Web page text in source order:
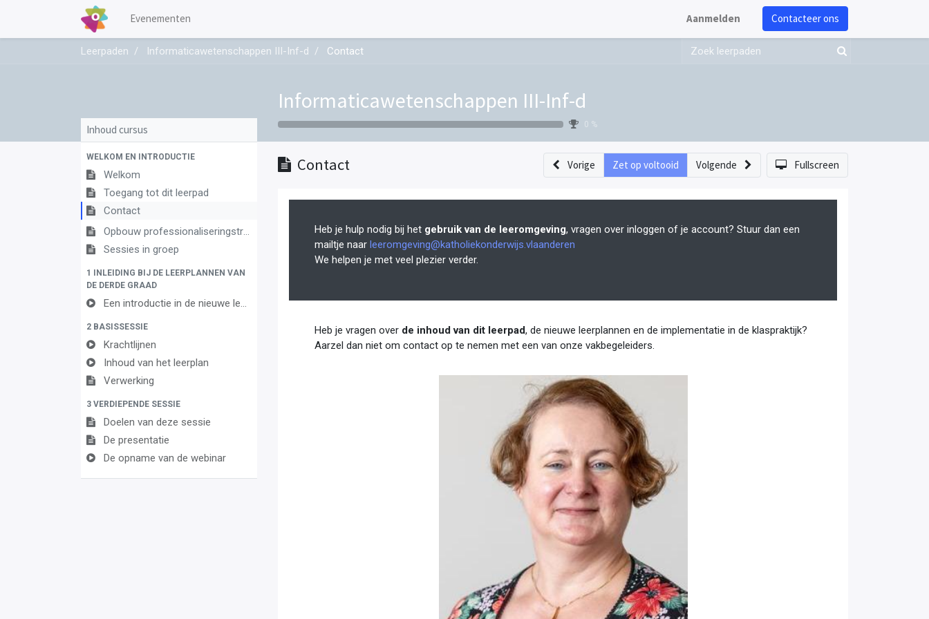
Evenementen Aanmelden Contacteer ons
Leerpaden Informaticawetenschappen III-Inf-d Contact
Informaticawetenschappen III-Inf-d
0 %
Inhoud cursus
WELKOM EN INTRODUCTIE
Welkom
Toegang tot dit leerpad
Contact
Opbouw professionaliseringstraject
Sessies in groep
1 INLEIDING BIJ DE LEERPLANNEN VAN
DE DERDE GRAAD
Een introductie in de nieuwe leerplannen van de derde graad
2 BASISSESSIE
Krachtlijnen
Inhoud van het leerplan
Verwerking
3 VERDIEPENDE SESSIE
Doelen van deze sessie
De presentatie
De opname van de webinar
Contact Vorige Zet op voltooid Volgende Fullscreen
Heb je hulp nodig bij het gebruik van de leeromgeving, vragen over inloggen of je account? Stuur dan een
mailtje naar leeromgeving@katholiekonderwijs.vlaanderen
We helpen je met veel plezier verder.
Heb je vragen over de inhoud van dit leerpad, de nieuwe leerplannen en de implementatie in de klaspraktijk?
Aarzel dan niet om contact op te nemen met een van onze vakbegeleiders.